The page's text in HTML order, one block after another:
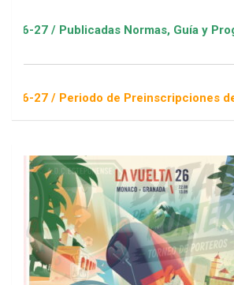
Normas, Guía y Programa /
de Preinscripciones del 20/7 al